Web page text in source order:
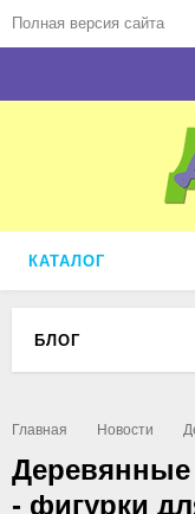
Полная версия сайта
КАТАЛОГ
Главная Новости
- фигурки
БЛОГ